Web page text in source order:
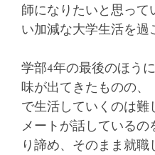
師になりたいと思っ
い加減な大学生活を過
学部4年の最後のほう
味が出てきたものの、
で生活していくのは難
メートが話しているの
り諦め、そのまま就職